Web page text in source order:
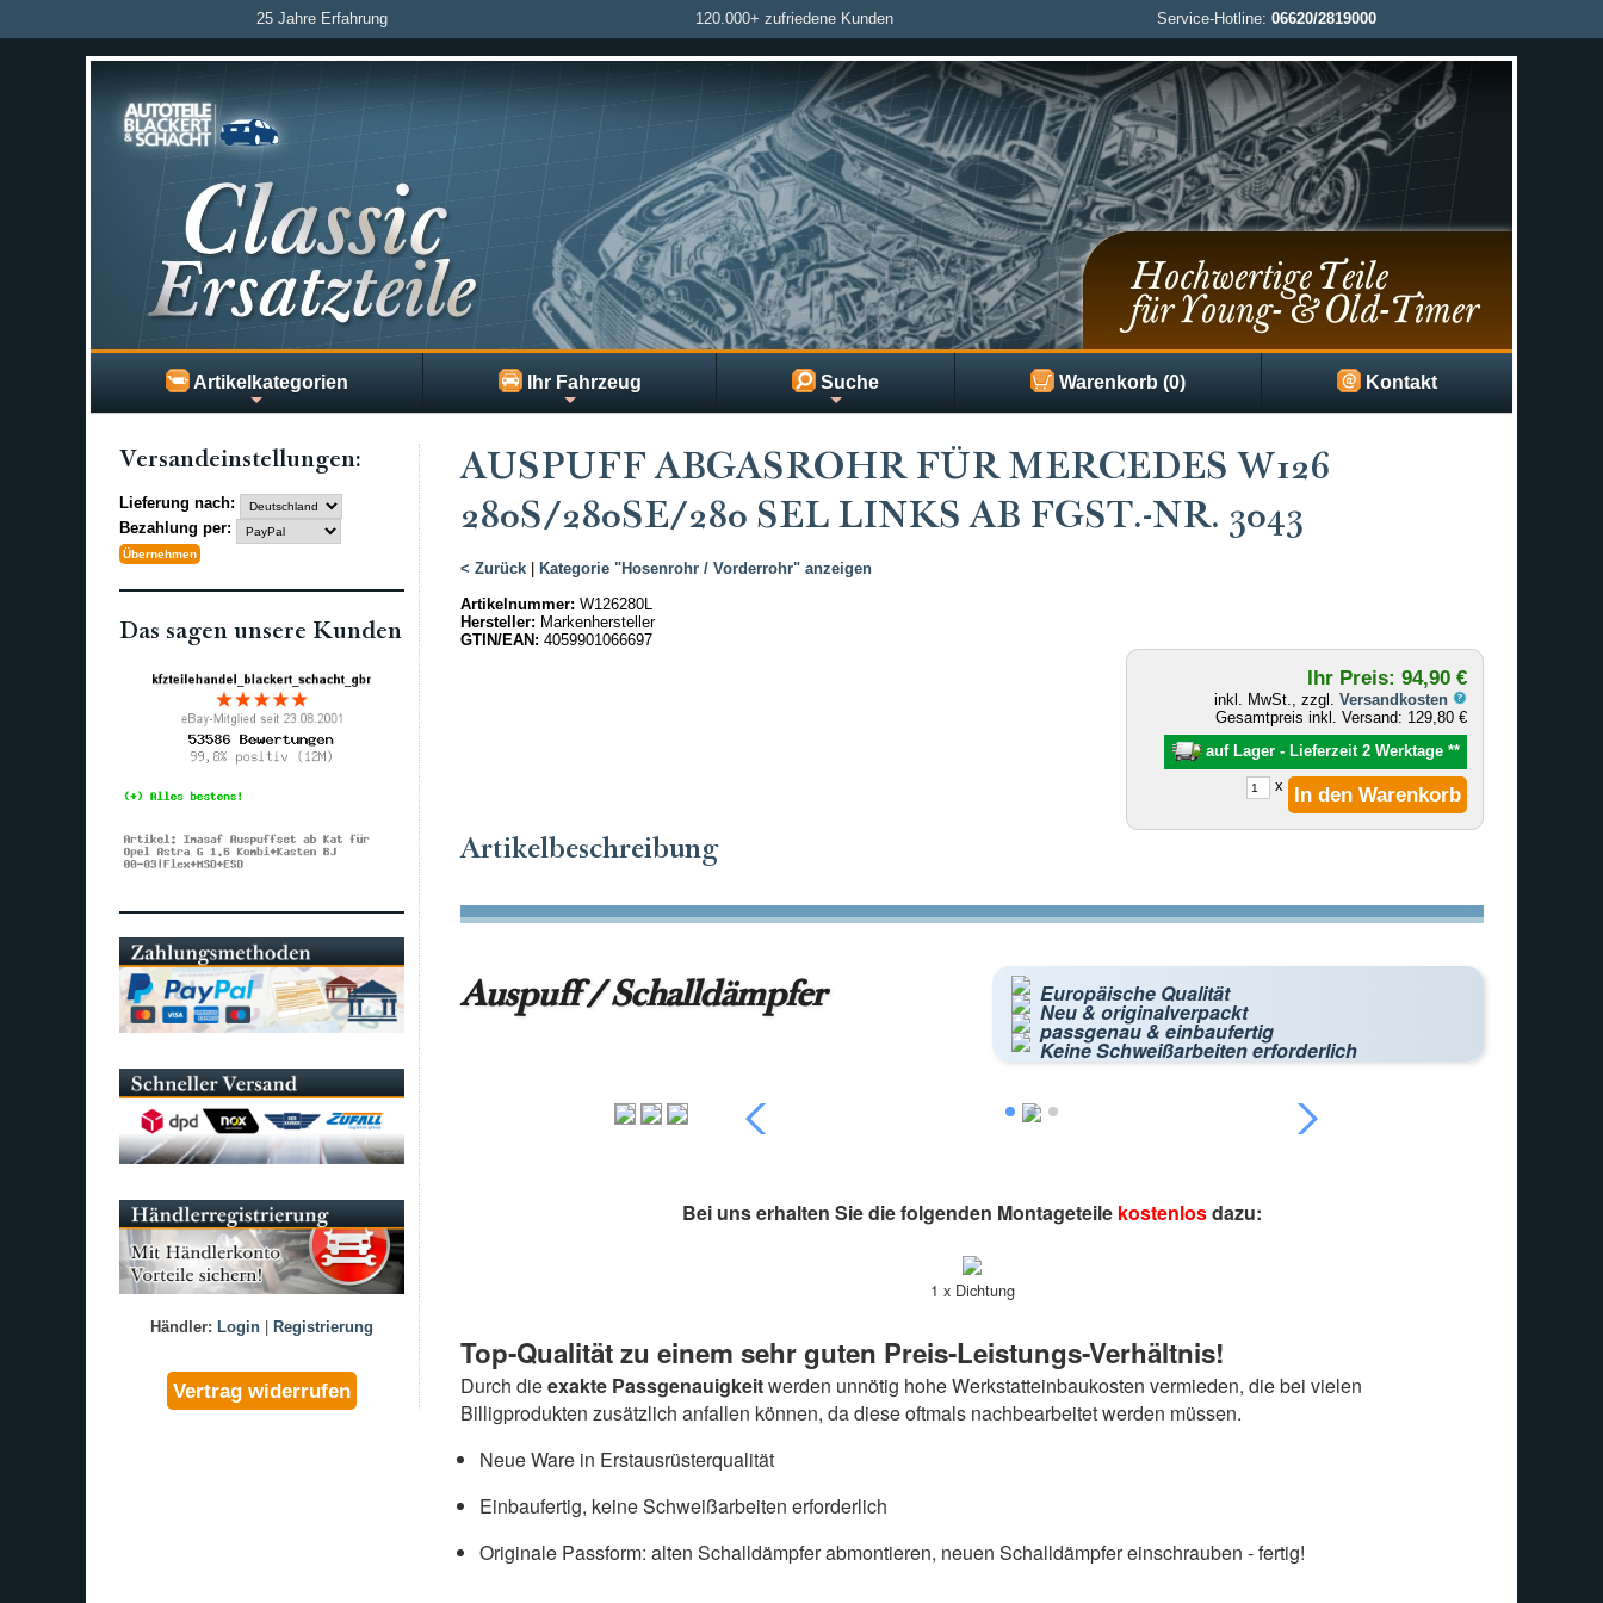
25 Jahre Erfahrung 120.000+ zufriedene Kunden Service-Hotline: 06620/2819000
Artikelkategorien Ihr Fahrzeug Suche Warenkorb (0) Kontakt
AUSPUFF ABGASROHR FÜR MERCEDES W126
280S/280SE/280 SEL LINKS AB FGST.-NR. 3043
< Zurück|
Kategorie "Hosenrohr / Vorderrohr" anzeigen
Artikelnummer: W126280L
Hersteller: Markenhersteller
GTIN/EAN: 4059901066697
Ihr Preis: 94,90 €
inkl. MwSt., zzgl.Versandkosten
Gesamtpreis inkl. Versand: 129,80 €
auf Lager - Lieferzeit 2 Werktage **
x
Artikelbeschreibung
Auspuff / Schalldämpfer Europäische Qualität
Neu & originalverpackt
passgenau & einbaufertig
Keine Schweißarbeiten erforderlich
Bei uns erhalten Sie die folgenden Montageteile kostenlosdazu:
1 x Dichtung
Top-Qualität zu einem sehr guten Preis-Leistungs-Verhältnis!
Durch dieexakte Passgenauigkeitwerden unnötig hohe Werkstatteinbaukosten vermieden, die bei vielen
Billigprodukten zusätzlich anfallen können, da diese oftmals nachbearbeitet werden müssen.
Neue Ware in Erstausrüsterqualität
Einbaufertig, keine Schweißarbeiten erforderlich
Originale Passform: alten Schalldämpfer abmontieren, neuen Schalldämpfer einschrauben - fertig!
Versand­einstellungen:
Lieferung nach:
Bezahlung per:
Das sagen unsere Kunden
Händler: Login| Registrierung